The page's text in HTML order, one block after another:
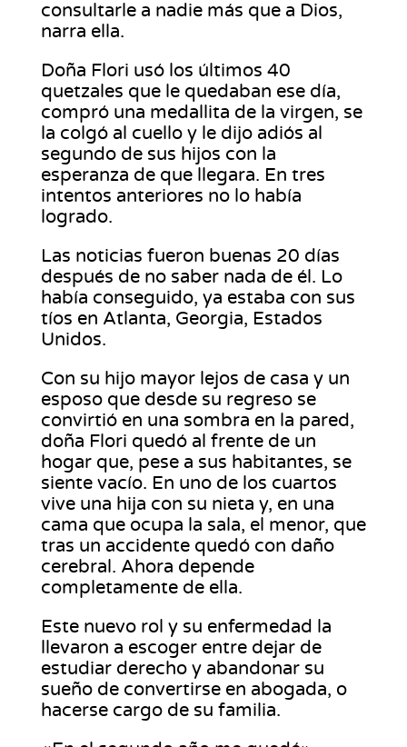
consultarle a nadie más que a Dios,
narra ella.
Doña Flori usó los últimos 40
quetzales que le quedaban ese día,
compró una medallita de la virgen, se
la colgó al cuello y le dijo adiós al
segundo de sus hijos con la
esperanza de que llegara. En tres
intentos anteriores no lo había
logrado.
Las noticias fueron buenas 20 días
después de no saber nada de él. Lo
había conseguido, ya estaba con sus
tíos en Atlanta, Georgia, Estados
Unidos.
Con su hijo mayor lejos de casa y un
esposo que desde su regreso se
convirtió en una sombra en la pared,
doña Flori quedó al frente de un
hogar que, pese a sus habitantes, se
siente vacío. En uno de los cuartos
vive una hija con su nieta y, en una
cama que ocupa la sala, el menor, que
tras un accidente quedó con daño
cerebral. Ahora depende
completamente de ella.
Este nuevo rol y su enfermedad la
llevaron a escoger entre dejar de
estudiar derecho y abandonar su
sueño de convertirse en abogada, o
hacerse cargo de su familia.